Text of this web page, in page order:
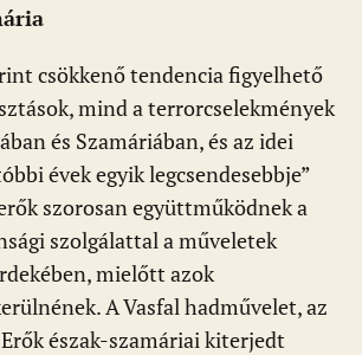
csökkenő tendencia figyelhető
mind a terrorcselekmények
és Szamáriában, és az idei
évek egyik legcsendesebbje”
szorosan együttműködnek a
szolgálattal a műveletek
mielőtt azok
A Vasfal hadművelet, az
észak-szamáriai kiterjedt